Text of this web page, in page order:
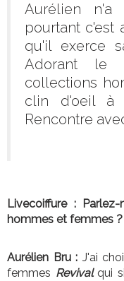
Aurélien
pourtant c'est
qu'il exerce
Adorant le
collections
clin d'oeil à
Rencontre
Livecoiffure :
hommes et femmes ?
Aurélien Bru : J'ai
femmes Revival qui